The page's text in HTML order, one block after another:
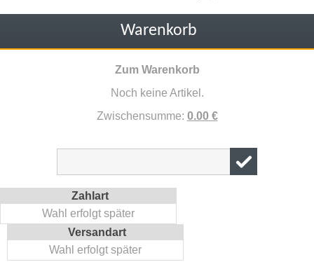
Warenkorb
Zum Warenkorb
Noch keine Artikel.
Zwischensumme: 0.00 €
Zahlart
Wahl erfolgt später
Versandart
Wahl erfolgt später